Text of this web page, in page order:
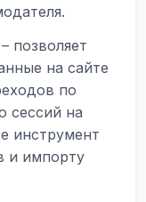
– позволяет
на сайте
по
сессий на
инструмент
и импорту